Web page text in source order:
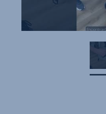
Pokyny k použití
Brugerinstruktioner
Gebruiksinstructies
Kasutusjuhend